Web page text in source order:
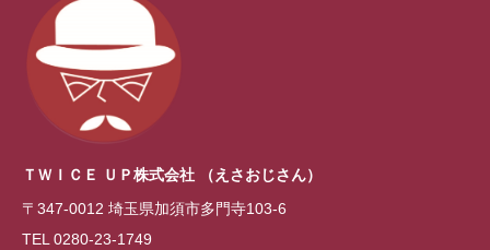
ＴＷＩＣＥ ＵＰ株式会社
（えさおじさん）
〒347-0012 埼玉県加須市多門寺103-6
TEL 0280-23-1749